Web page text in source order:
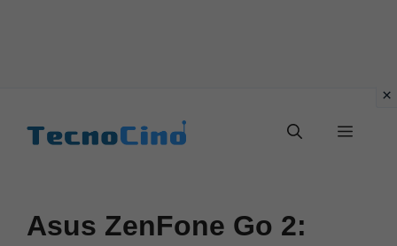
Menu
Asus ZenFone Go 2: